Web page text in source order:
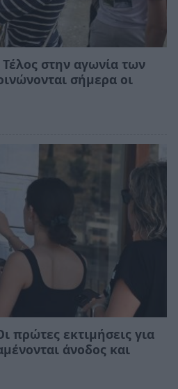
στην αγωνία των
σήμερα οι
πρώτες εκτιμήσεις για
άνοδος και